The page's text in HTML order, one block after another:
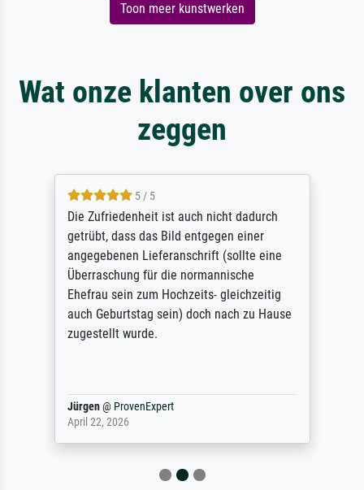
Toon meer kunstwerken
Wat onze klanten over ons
zeggen
5 / 5
Die Zufriedenheit ist auch nicht dadurch
getrübt, dass das Bild entgegen einer
angegebenen Lieferanschrift (sollte eine
Überraschung für die normannische
Ehefrau sein zum Hochzeits- gleichzeitig
auch Geburtstag sein) doch nach zu Hause
zugestellt wurde.
Jürgen@ ProvenExpert
April 22, 2026